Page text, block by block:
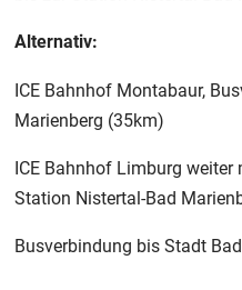
Alternativ:
ICE Bahnhof Montabaur,
Marienberg (35km)
ICE Bahnhof Limburg
Station Nistertal-Bad
Busverbindung bis Stadt